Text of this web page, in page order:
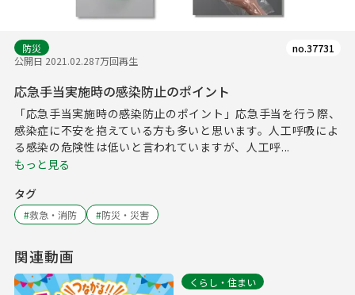
防災
公開日 2021.02.287万回再生
no.37731
応急手当実施時の感染防止のポイント
「応急手当実施時の感染防止のポイント」応急手当を行う際、
感染症に不安を抱えている方も多いと思います。人工呼吸によ
る感染の危険性は低いと言われていますが、人工呼...
もっと見る
タグ
#救急・消防 #防災・災害
関連動画
くらし・住まい